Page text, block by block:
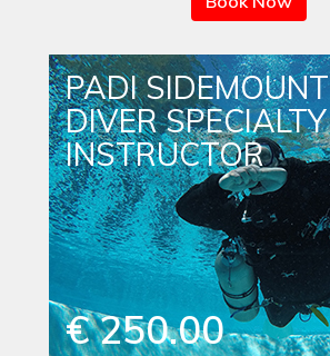
PADI SIDEMOUNT
DIVER SPECIALTY
INSTRUCTOR
€ 250.00